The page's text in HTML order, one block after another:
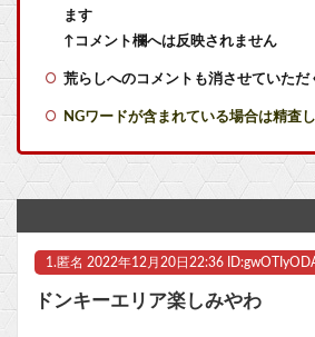
ます
↑コメント欄へは反映されません
荒らしへのコメントも消させていただ
NGワードが含まれている場合は精査
1. 匿名 2022年12月20日22:36
ドンキーエリア楽しみやわ